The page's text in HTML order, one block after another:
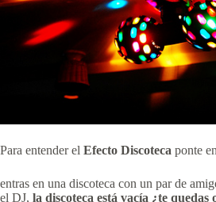
Para entender el Efecto Discoteca ponte
entras en una discoteca con un par de
el DJ, la discoteca está vacía ¿te quedas